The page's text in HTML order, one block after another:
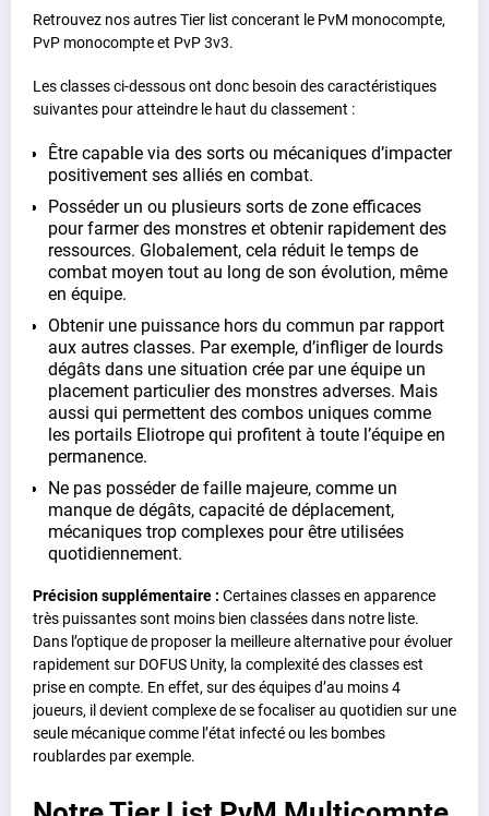
Retrouvez nos autres Tier list concerant le PvM monocompte,
PvP monocompte et PvP 3v3.
Les classes ci-dessous ont donc besoin des caractéristiques
suivantes pour atteindre le haut du classement :
Être capable via des sorts ou mécaniques d’impacter
positivement ses alliés en combat.
Posséder un ou plusieurs sorts de zone efficaces
pour farmer des monstres et obtenir rapidement des
ressources. Globalement, cela réduit le temps de
combat moyen tout au long de son évolution, même
en équipe.
Obtenir une puissance hors du commun par rapport
aux autres classes. Par exemple, d’infliger de lourds
dégâts dans une situation crée par une équipe un
placement particulier des monstres adverses. Mais
aussi qui permettent des combos uniques comme
les portails Eliotrope qui profitent à toute l’équipe en
permanence.
Ne pas posséder de faille majeure, comme un
manque de dégâts, capacité de déplacement,
mécaniques trop complexes pour être utilisées
quotidiennement.
Précision supplémentaire : Certaines classes en apparence
très puissantes sont moins bien classées dans notre liste.
Dans l’optique de proposer la meilleure alternative pour évoluer
rapidement sur DOFUS Unity, la complexité des classes est
prise en compte. En effet, sur des équipes d’au moins 4
joueurs, il devient complexe de se focaliser au quotidien sur une
seule mécanique comme l’état infecté ou les bombes
roublardes par exemple.